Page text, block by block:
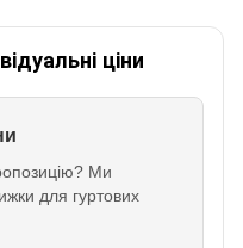
ціни
Ми
для гуртових